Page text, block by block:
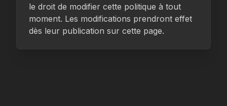
le droit de modifier cette politique à tout
moment. Les modifications prendront effet
dès leur publication sur cette page.